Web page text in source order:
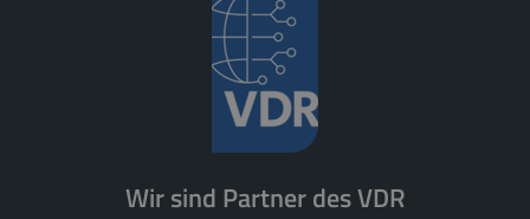
Wir sind Partner des VDR